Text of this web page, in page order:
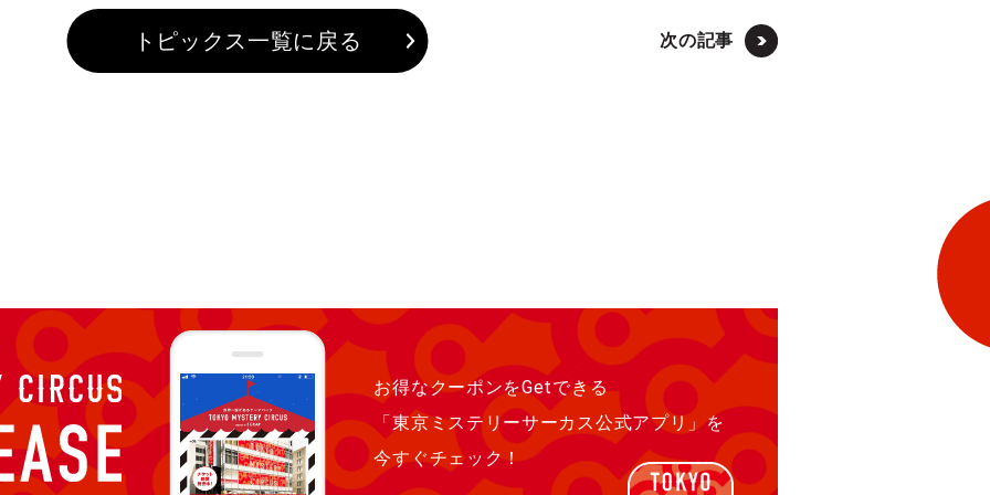
次の記事
トピックス一覧に戻る
お得なクーポンをGetできる
「東京ミステリーサーカス公式アプリ」を
今すぐチェック！